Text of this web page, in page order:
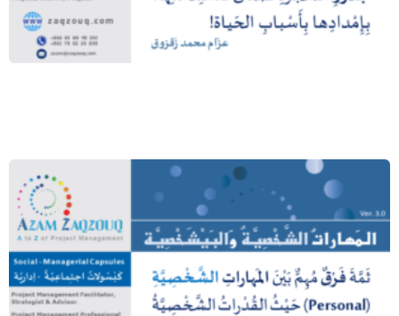
إن في الملاءمة استدامة